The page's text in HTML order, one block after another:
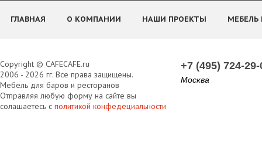
ГЛАВНАЯ О КОМПАНИИ НАШИ ПРОЕКТЫ
Copyright © CAFECAFE.ru
2006 - 2026 гг. Все права защищены.
Мебель для баров и ресторанов
Отправляя любую форму на сайте вы
солашаетесь с политикой конфедециальности
+7 (495) 724-29-
Москва